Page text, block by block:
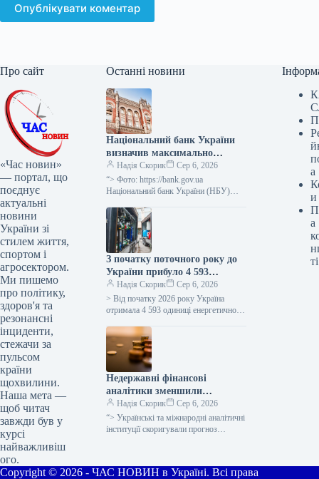
Опублікувати коментар
Про сайт
«Час новин»
— портал, що
поєднує
актуальні
новини
України зі
стилем життя,
спортом і
агросектором.
Ми пишемо
про політику,
здоров'я та
резонансні
інциденти,
стежачи за
пульсом
країни
щохвилини.
Наша мета —
щоб читач
завжди був у
курсі
найважливіш
ого.
Останні новини
Національний банк України
визначив максимально
допустимий відсоток за
тримісячними депозитними
сертифікатами, який
плюс 3,5 процентних пункти.
Надія Скорик
Сер 6, 2026
“> Фото: https://bank.gov.ua
Національний банк України (НБУ)
тримісячними депозитними
сертифікатами, що надаються за
лімітом, на рівні
З початку поточного року до
України прибуло 4 593
одиниці обладнання для
енергетичної сфери, ще 1 206
очікуються до доставки.
Надія Скорик
Сер 6, 2026
> Від початку 2026 року Україна
отримала 4 593 одиниці енергетичного
трансформатори, блочно-модульні
котельні (БМК), когенераційні…
Недержавні фінансові
аналітики зменшили
очікування щодо розвитку
української економіки у 2026
році з 2,4% до 1,1%, що
Надія Скорик
Сер 6, 2026
“> Українські та міжнародні аналітичні
інституції скоригували прогноз
а
и
а
ті
Copyright © 2026 - ЧАС НОВИН в Україні. Всі права